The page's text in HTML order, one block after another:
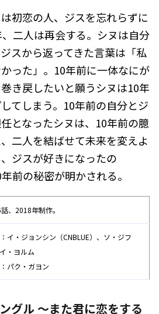
初恋の人、ジスを忘れらずに
二人は再会する。シヌは自分
スから返ってきた言葉は「私
った」。10年前に一体なにが
き戻したいと願うシヌは10年
てしまう。10年前の自分とジ
となったシヌは、10年前の臆
二人を結ばせて未来を変えよ
ジスが好きになったの
前の秘密が明かされる。
、2018年制作。
イ・ジョンシン（CNBLUE）、ソ・ジフ
・ヨルム
パク・ガヨン
グル ～また君に恋をする